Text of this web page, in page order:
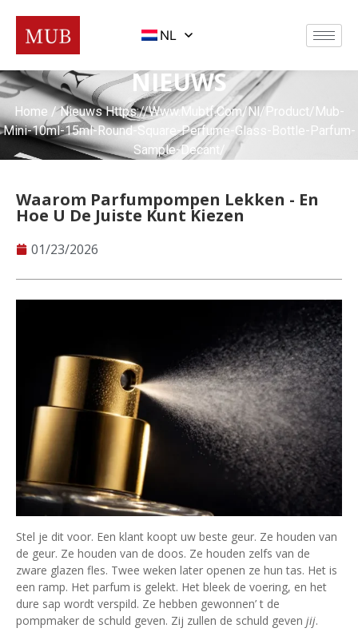
NL
NIEUWS
Home /NieuwsHttps://www.mubtf.com/nl/product/mub-
Mini-10ml-15ml-Round-Square-Perfume-Glass-Bottle-Parfum-
Sample-Decant/
Waarom Parfumpompen Lekken - En
Hoe U De Juiste Kunt Kiezen
01/23/2026
Stel je dit voor. Een klant koopt uw beste geur. Ze houden van
de geur. Ze houden van de doos. Ze houden zelfs van de
zware glazen fles. Twee weken later openen ze hun tas. Het is
een ramp. Het parfum is gelekt. Het bleek de voering, en het
dure sap wordt verspild. Ze hebben gewonnen’ t de
pompmaker de schuld geven. Zij zullen de schuld geven jij.